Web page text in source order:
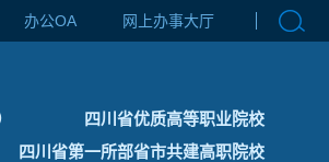
办公OA 网上办事大厅
四川省优质高等职业院校
第一所部省市共建高职院校